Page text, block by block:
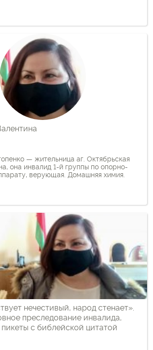
— жительница аг. Октябрьская
она инвалид 1-й группы по опорно-
верующая. Домашняя химия.
нечестивый, народ стенает».
преследование инвалида,
с библейской цитатой